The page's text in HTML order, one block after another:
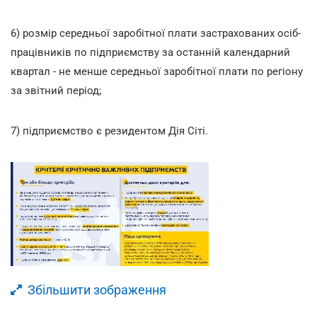
6) розмір середньої заробітної плати застрахованих осіб-
працівників по підприємству за останній календарний
квартал - не менше середньої заробітної плати по регіону
за звітний період;
7) підприємство є резидентом Дія Сіті.
Збільшити зображення